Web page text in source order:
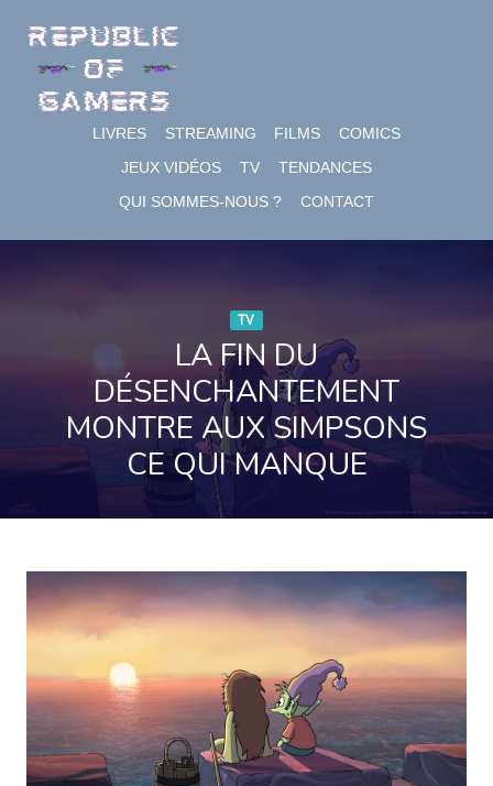
content
LIVRES STREAMING FILMS
COMICS
JEUX VIDÉOS
TV
TENDANCES
QUI SOMMES-NOUS ?
CONTACT
TV
LA FIN DU
DÉSENCHANTEMENT
MONTRE AUX SIMPSONS
CE QUI MANQUE